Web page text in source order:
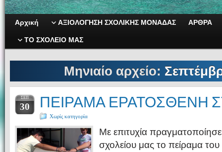
Αρχική ΑΞΙΟΛΟΓΗΣΗ ΣΧΟΛΙΚΗΣ ΜΟΝΑΔΑΣ ΑΡΘΡΑ
ΤΟ ΣΧΟΛΕΙΟ ΜΑΣ
Μηνιαίο αρχείο:
ΣΕΠ
30 ΠΕΙΡΑΜΑ ΕΡΑΤΟΣΘΕΝΗ
Χωρίς κατηγορία
Με επιτυχία
σχολείου μας το πείραμα